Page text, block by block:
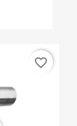
favorite_border